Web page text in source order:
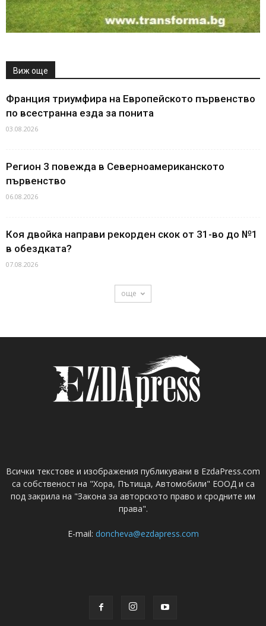
Виж още
Франция триумфира на Европейското първенство
по всестранна езда за понита
03.08.2026
Регион 3 повежда в Северноамериканското
първенство
06.08.2026
Коя двойка направи рекорден скок от 31-во до №1
в обездката?
07.08.2026
още
Всички текстове и изображения публикувани в EzdaPress.com
са собственост на "Хора, Пътища, Автомобили" ЕООД и са
под закрила на "Закона за авторското право и сродните им
права".
E-mail: doncheva@ezdapress.com